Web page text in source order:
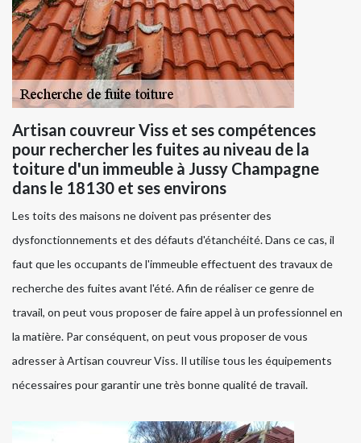
Artisan couvreur Viss et ses compétences
pour rechercher les fuites au niveau de la
toiture d'un immeuble à Jussy Champagne
dans le 18130 et ses environs
Les toits des maisons ne doivent pas présenter des
dysfonctionnements et des défauts d'étanchéité. Dans ce cas, il
faut que les occupants de l'immeuble effectuent des travaux de
recherche des fuites avant l'été. Afin de réaliser ce genre de
travail, on peut vous proposer de faire appel à un professionnel en
la matière. Par conséquent, on peut vous proposer de vous
adresser à Artisan couvreur Viss. Il utilise tous les équipements
nécessaires pour garantir une très bonne qualité de travail.